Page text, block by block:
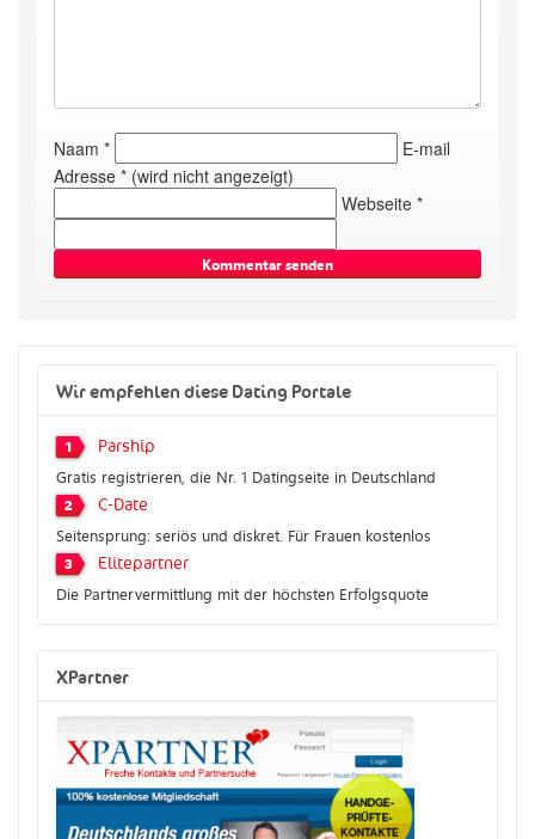
Naam *
E-mail
Adresse * (wird nicht angezeigt)
Webseite *
Wir empfehlen diese Dating Portale
1 Parship
Gratis registrieren, die Nr. 1 Datingseite in Deutschland
2 C-Date
Seitensprung: seriös und diskret. Für Frauen kostenlos
3 Elitepartner
Die Partnervermittlung mit der höchsten Erfolgsquote
XPartner